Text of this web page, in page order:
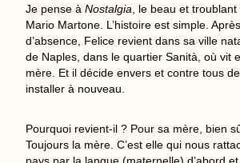
Je pense àNostalgia , le beau et
Mario Martone. L’histoire est simple.
d’absence, Felice revient dans sa ville
de Naples, dans le quartier Sanità, où vit
mère. Et il décide envers et contre tous de
installer à nouveau.
Pourquoi revient-il ? Pour sa mère, bien
Toujours la mère. C’est elle qui nous
pays par la langue (maternelle) d’abord